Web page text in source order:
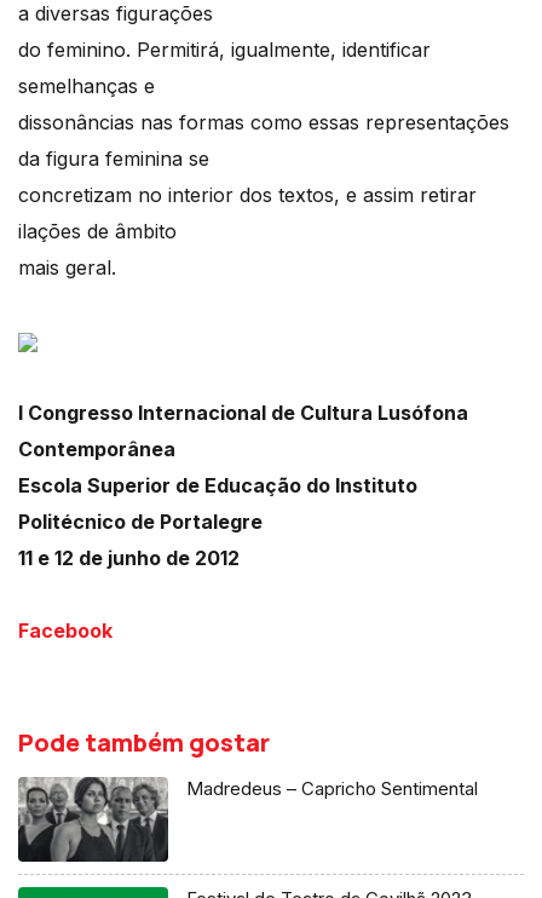
a diversas figurações
do feminino. Permitirá, igualmente, identificar
semelhanças e
dissonâncias nas formas como essas representações
da figura feminina se
concretizam no interior dos textos, e assim retirar
ilações de âmbito
mais geral.
I Congresso Internacional de Cultura Lusófona
Contemporânea
Escola Superior de Educação do Instituto
Politécnico de Portalegre
11 e 12 de junho de 2012
Facebook
Pode também gostar
Madredeus – Capricho Sentimental